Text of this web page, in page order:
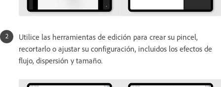
Utilice las herramientas de edición para crear su pincel,
recortarlo o ajustar su configuración, incluidos los efectos de
flujo, dispersión y tamaño.